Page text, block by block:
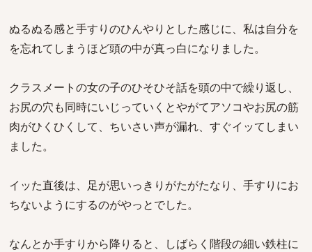
ぬるぬる感と手すりのひんやりとした感じに、私は自分を
を忘れてしまうほど頭の中が真っ白になりました。
クラスメートの女の子のひそひそ話を頭の中で繰り返し、
お尻の穴も同時にいじっていくとやがてアソコやお尻の筋
肉がひくひくして、ちいさい声が漏れ、すぐイッてしまい
ました。
イッた直後は、足が思いっきりがたがたなり、手すりにお
ちないようにするのがやっとでした。
なんとか手すりから降りると、しばらく階段の細い鉄柱に